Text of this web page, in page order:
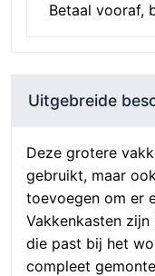
Betaal vooraf,
Uitgebreide
Deze grotere
gebruikt, maar
toevoegen om er
Vakkenkasten
die past bij het
compleet